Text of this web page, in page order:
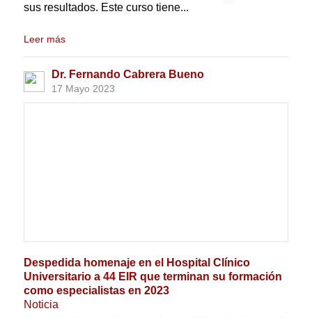
sus resultados. Este curso tiene...
Leer más
Dr. Fernando Cabrera Bueno
17 Mayo 2023
Despedida homenaje en el Hospital Clínico
Universitario a 44 EIR que terminan su formación
como especialistas en 2023
Noticia